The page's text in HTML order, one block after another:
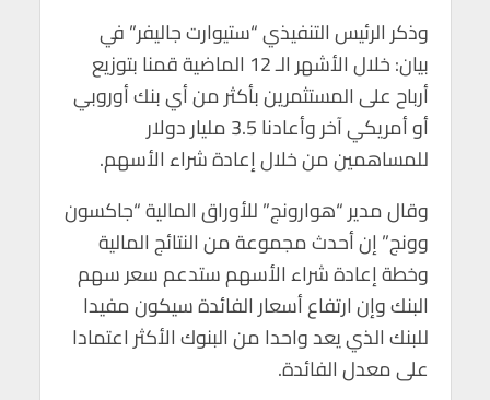
وذكر الرئيس التنفيذي “ستيوارت جاليفر” في
بيان: خلال الأشهر الـ 12 الماضية قمنا بتوزيع
أرباح على المستثمرين بأكثر من أي بنك أوروبي
أو أمريكي آخر وأعادنا 3.5 مليار دولار
للمساهمين من خلال إعادة شراء الأسهم.
وقال مدير “هوارونج” للأوراق المالية “جاكسون
وونج” إن أحدث مجموعة من النتائج المالية
وخطة إعادة شراء الأسهم ستدعم سعر سهم
البنك وإن ارتفاع أسعار الفائدة سيكون مفيدا
للبنك الذي يعد واحدا من البنوك الأكثر اعتمادا
على معدل الفائدة.